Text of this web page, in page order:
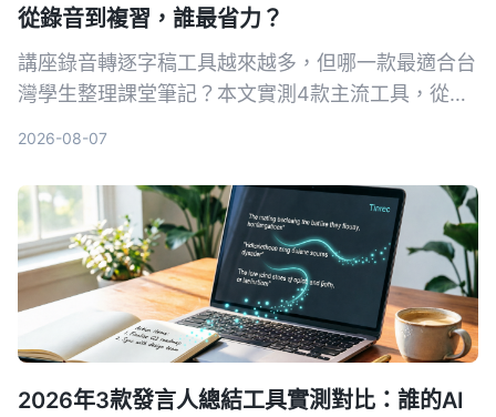
從錄音到複習，誰最省力？
講座錄音轉逐字稿工具越來越多，但哪一款最適合台
灣學生整理課堂筆記？本文實測4款主流工具，從準
2026-08-07
2026年3款發言人總結工具實測對比：誰的AI